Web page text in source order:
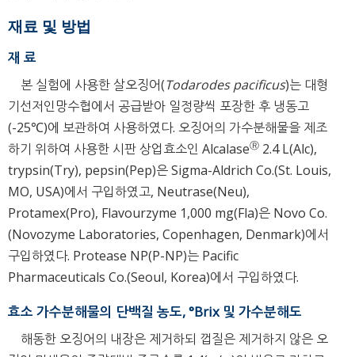
재료 및 방법
재 료
본 실험에 사용한 살오징어(Todarodes pacificus)는 대형
기선저인망수협에서 공급받아 일정량씩 포장한 후 냉동고
(-25℃)에 보관하여 사용하였다. 오징어의 가수분해물을 제조
하기 위하여 사용한 시판 상업효소인 AlcalaseⓇ 2.4 L(Alc),
trypsin(Try), pepsin(Pep)은 Sigma-Aldrich Co.(St. Louis,
MO, USA)에서 구입하였고, Neutrase(Neu),
Protamex(Pro), Flavourzyme 1,000 mg(Fla)은 Novo Co.
(Novozyme Laboratories, Copenhagen, Denmark)에서
구입하였다. Protease NP(P-NP)는 Pacific
Pharmaceuticals Co.(Seoul, Korea)에서 구입하였다.
효소 가수분해물의 단백질 농도, °Brix 및 가수분해도
해동한 오징어의 내장은 제거하되 껍질은 제거하지 않은 오